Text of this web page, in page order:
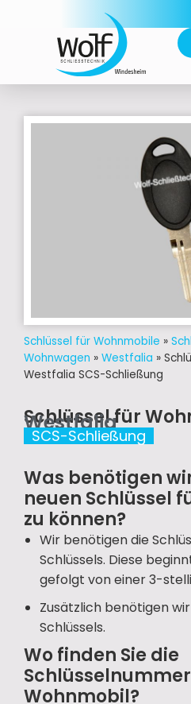
Schlüssel für Wohnmobile »
Wohnwagen » Westfalia »
Westfalia SCS-Schließung
Schlüssel für
Westfalia
SCS-Schließung
Was benötigen
neuen Schlüssel
zu können?
Wir benötigen die
Schlüssels. Diese
gefolgt von einer 3-
Zusätzlich benötigen
Schlüssels.
Wo finden Sie die
Wohnmobil?